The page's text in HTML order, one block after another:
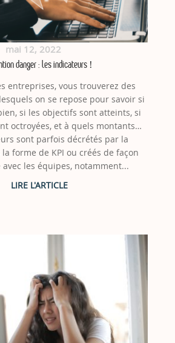
mai 12, 2022
danger : les indicateurs !
entreprises, vous trouverez des
on se repose pour savoir si
si les objectifs sont atteints, si
octroyées, et à quels montants…
sont parfois décrétés par la
forme de KPI ou créés de façon
les équipes, notamment...